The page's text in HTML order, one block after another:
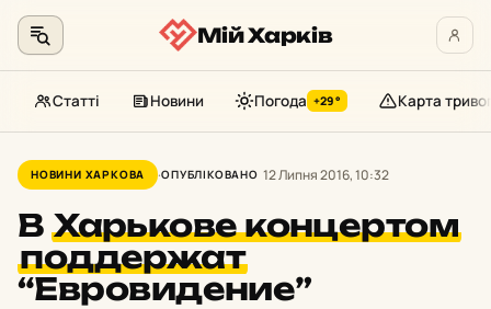
до
контенту
Мій Харків
Статті Новини Погода +29° Карта
НОВИНИ ХАРКОВА ОПУБЛІКОВАНО 12 Липня 2016, 10:32
В Харькове концертом
поддержат
“Евровидение”